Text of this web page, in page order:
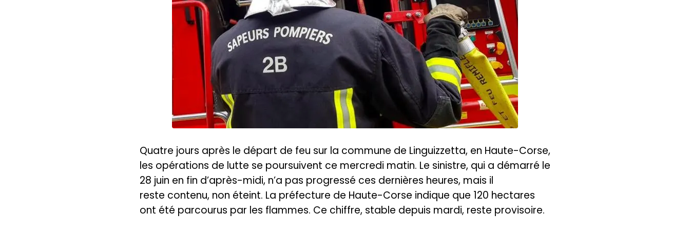
Quatre jours après le départ de feu sur la commune de Linguizzetta, en Haute-Corse,
les opérations de lutte se poursuivent ce mercredi matin. Le sinistre, qui a démarré le
28 juin en fin d’après-midi, n’a pas progressé ces dernières heures, mais il
reste contenu, non éteint. La préfecture de Haute-Corse indique que 120 hectares
ont été parcourus par les flammes. Ce chiffre, stable depuis mardi, reste provisoire.